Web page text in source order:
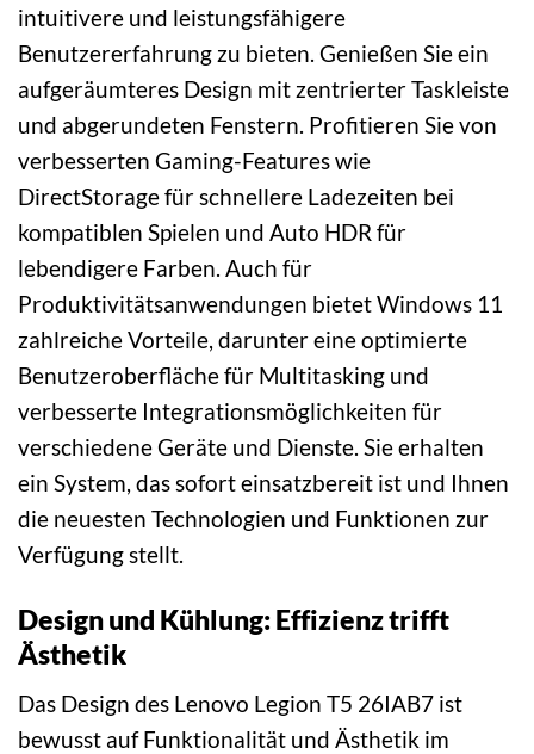
intuitivere und leistungsfähigere
Benutzererfahrung zu bieten. Genießen Sie ein
aufgeräumteres Design mit zentrierter Taskleiste
und abgerundeten Fenstern. Profitieren Sie von
verbesserten Gaming-Features wie
DirectStorage für schnellere Ladezeiten bei
kompatiblen Spielen und Auto HDR für
lebendigere Farben. Auch für
Produktivitätsanwendungen bietet Windows 11
zahlreiche Vorteile, darunter eine optimierte
Benutzeroberfläche für Multitasking und
verbesserte Integrationsmöglichkeiten für
verschiedene Geräte und Dienste. Sie erhalten
ein System, das sofort einsatzbereit ist und Ihnen
die neuesten Technologien und Funktionen zur
Verfügung stellt.
Design und Kühlung: Effizienz trifft
Ästhetik
Das Design des Lenovo Legion T5 26IAB7 ist
bewusst auf Funktionalität und Ästhetik im